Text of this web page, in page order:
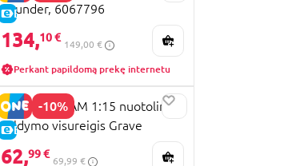
E-KAINA
Thunder, 6067796
134,10 €
149,00 €
Perkant papildomą prekę internetu
-10%
E-KAINA
MONSTER JAM 1:15 nuotolinio
valdymo visureigis Grave
Digger, 6068258
62,99 €
69,99 €